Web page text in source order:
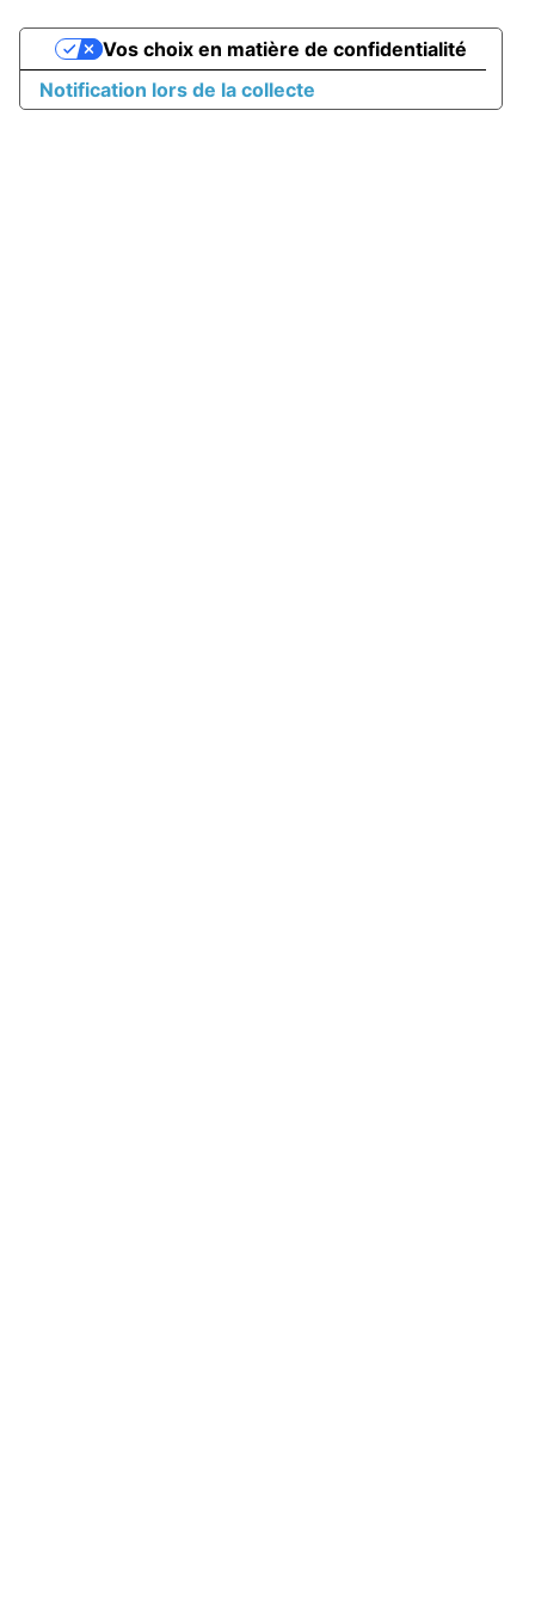
Notification lors de la collecte
Vos choix en matière de confidentialité